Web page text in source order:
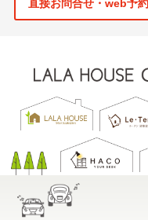
直接お問合せ・web予